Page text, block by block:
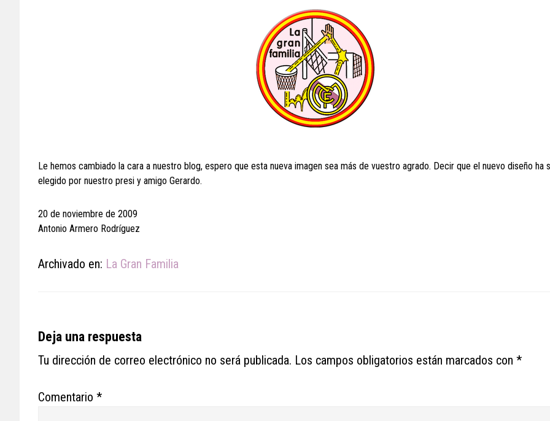
Le hemos cambiado la cara a nuestro blog, espero que esta nueva imagen sea más de vuestro agrado. Decir que el nuevo diseño ha
elegido por nuestro presi y amigo Gerardo.
20 de noviembre de 2009
Antonio Armero Rodríguez
Archivado en: La Gran Familia
Reader
Interactions
Deja una respuesta
Tu dirección de correo electrónico no será publicada. Los campos obligatorios están marcados con *
Comentario *